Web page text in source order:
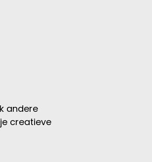
andere
creatieve